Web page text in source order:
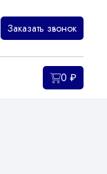
Заказать звонок
0 ₽